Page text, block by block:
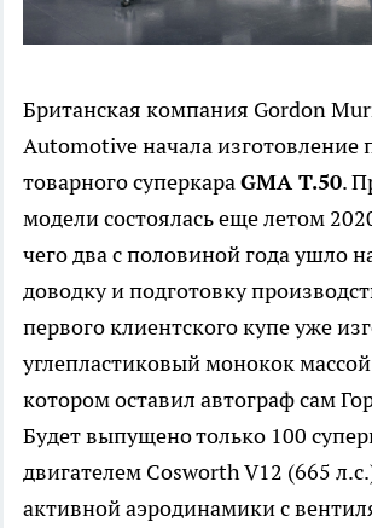
Британская компания Gordon
Automotive начала изготовление
товарного суперкараGMA T.50.
модели состоялась еще летом
чего два с половиной года ушло
доводку и подготовку
первого клиентского купе уже
углепластиковый монокок массой
котором оставил автограф сам
Будет выпущено только 100
двигателем Cosworth V12 (665
активной аэродинамики с